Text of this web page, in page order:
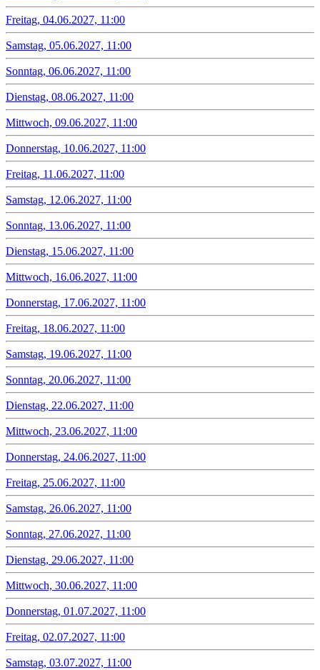
Freitag, 04.06.2027, 11:00
Samstag, 05.06.2027, 11:00
Sonntag, 06.06.2027, 11:00
Dienstag, 08.06.2027, 11:00
Mittwoch, 09.06.2027, 11:00
Donnerstag, 10.06.2027, 11:00
Freitag, 11.06.2027, 11:00
Samstag, 12.06.2027, 11:00
Sonntag, 13.06.2027, 11:00
Dienstag, 15.06.2027, 11:00
Mittwoch, 16.06.2027, 11:00
Donnerstag, 17.06.2027, 11:00
Freitag, 18.06.2027, 11:00
Samstag, 19.06.2027, 11:00
Sonntag, 20.06.2027, 11:00
Dienstag, 22.06.2027, 11:00
Mittwoch, 23.06.2027, 11:00
Donnerstag, 24.06.2027, 11:00
Freitag, 25.06.2027, 11:00
Samstag, 26.06.2027, 11:00
Sonntag, 27.06.2027, 11:00
Dienstag, 29.06.2027, 11:00
Mittwoch, 30.06.2027, 11:00
Donnerstag, 01.07.2027, 11:00
Freitag, 02.07.2027, 11:00
Samstag, 03.07.2027, 11:00